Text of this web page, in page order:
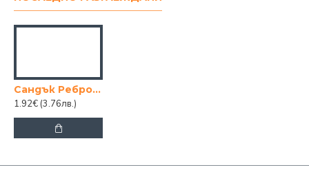
Сандък Ребро 50 см Оранжев
1.92€ (3.76лв.)